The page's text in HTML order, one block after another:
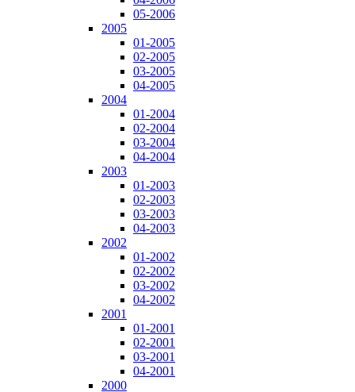
05-2006
2005
01-2005
02-2005
03-2005
04-2005
2004
01-2004
02-2004
03-2004
04-2004
2003
01-2003
02-2003
03-2003
04-2003
2002
01-2002
02-2002
03-2002
04-2002
2001
01-2001
02-2001
03-2001
04-2001
2000